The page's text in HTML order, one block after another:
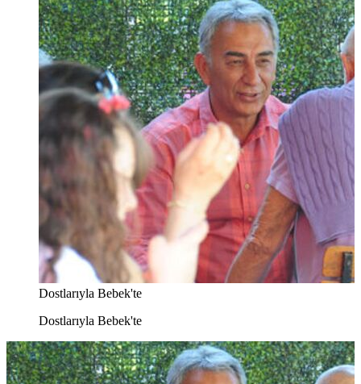
Dostlarıyla Bebek'te
Dostlarıyla Bebek'te